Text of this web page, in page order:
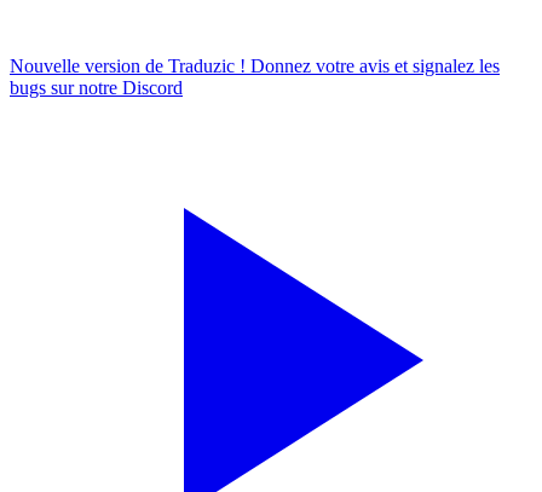
Nouvelle version de Traduzic ! Donnez votre avis et signalez les
bugs sur notre Discord